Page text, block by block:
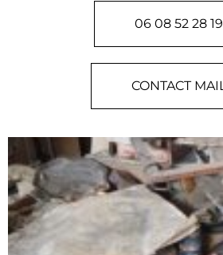
06 08 52 28 19
CONTACT MAIL